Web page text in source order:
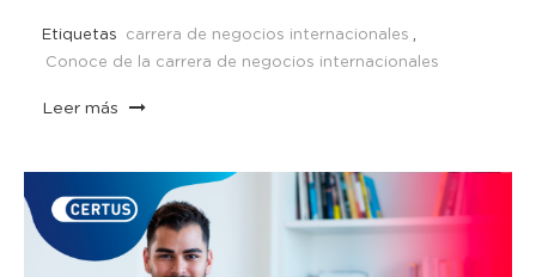
Etiquetas carrera de negocios internacionales ,
Conoce de la carrera de negocios internacionales
Leer más